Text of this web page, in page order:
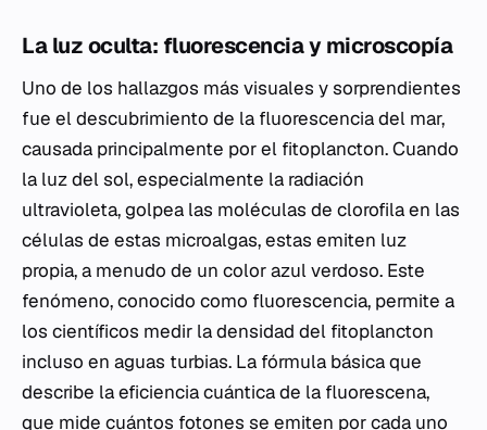
La luz oculta: fluorescencia y microscopía
Uno de los hallazgos más visuales y sorprendientes
fue el descubrimiento de la fluorescencia del mar,
causada principalmente por el fitoplancton. Cuando
la luz del sol, especialmente la radiación
ultravioleta, golpea las moléculas de clorofila en las
células de estas microalgas, estas emiten luz
propia, a menudo de un color azul verdoso. Este
fenómeno, conocido como fluorescencia, permite a
los científicos medir la densidad del fitoplancton
incluso en aguas turbias. La fórmula básica que
describe la eficiencia cuántica de la fluorescena,
que mide cuántos fotones se emiten por cada uno